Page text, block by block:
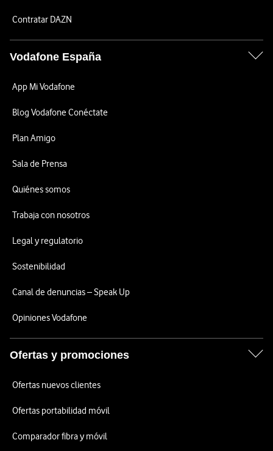
Contratar DAZN
Vodafone España
App Mi Vodafone
Blog Vodafone Conéctate
Plan Amigo
Sala de Prensa
Quiénes somos
Trabaja con nosotros
Legal y regulatorio
Sostenibilidad
Canal de denuncias – Speak Up
Opiniones Vodafone
Ofertas y promociones
Ofertas nuevos clientes
Ofertas portabilidad móvil
Comparador fibra y móvil